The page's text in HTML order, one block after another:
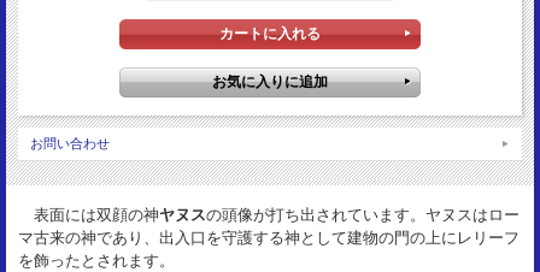
19mm
UNC
お問い合わせ
表面には双顔の神ヤヌスの頭像が打ち出されています。ヤヌスはロー
マ古来の神であり、出入口を守護する神として建物の門の上にレリーフ
を飾ったとされます。